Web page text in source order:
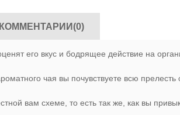
КОММЕНТАРИИ(0)
его вкус и бодрящее действие на
чая вы почувствуете всю
вам схеме, то есть так же, как вы